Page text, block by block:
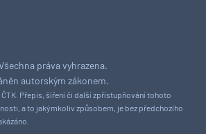
práva vyhrazena.
autorským zákonem.
Přepis, šíření či další zpřístupňování tohoto
a to jakýmkoliv způsobem, je bez předchozího